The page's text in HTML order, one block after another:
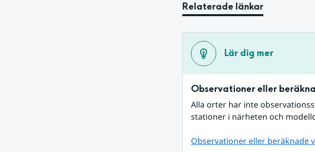
Relaterade länkar
Lär dig mer
Observationer eller
Alla orter har inte
stationer i närheten och
Observationer eller beräknade